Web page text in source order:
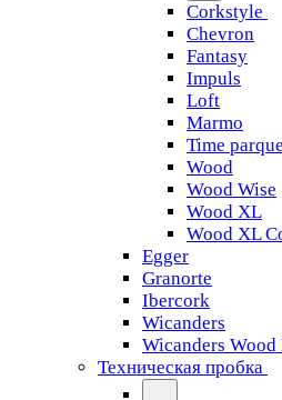
Corkstyle
Chevron
Fantasy
Impuls
Loft
Marmo
Time
Wood
Wood Wise
Wood XL
Wood XL
Egger
Granorte
Ibercork
Wicanders
Wicanders Wood
Техническая пробка